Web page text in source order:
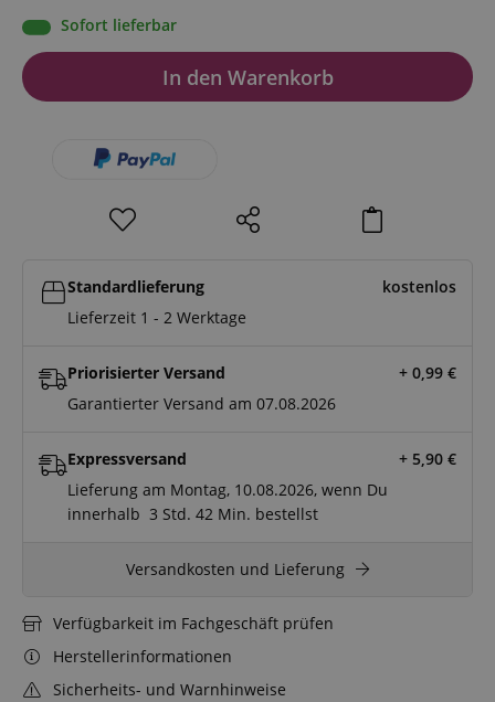
Sofort lieferbar
In den Warenkorb
Standardlieferung
kostenlos
Lieferzeit 1 - 2 Werktage
Priorisierter Versand + 0,99 €
Garantierter Versand am 07.08.2026
Expressversand + 5,90 €
Lieferung am Montag, 10.08.2026, wenn Du
innerhalb 3 Std. 42 Min. bestellst
Versandkosten und Lieferung
Verfügbarkeit im Fachgeschäft prüfen
Herstellerinformationen
Sicherheits- und Warnhinweise